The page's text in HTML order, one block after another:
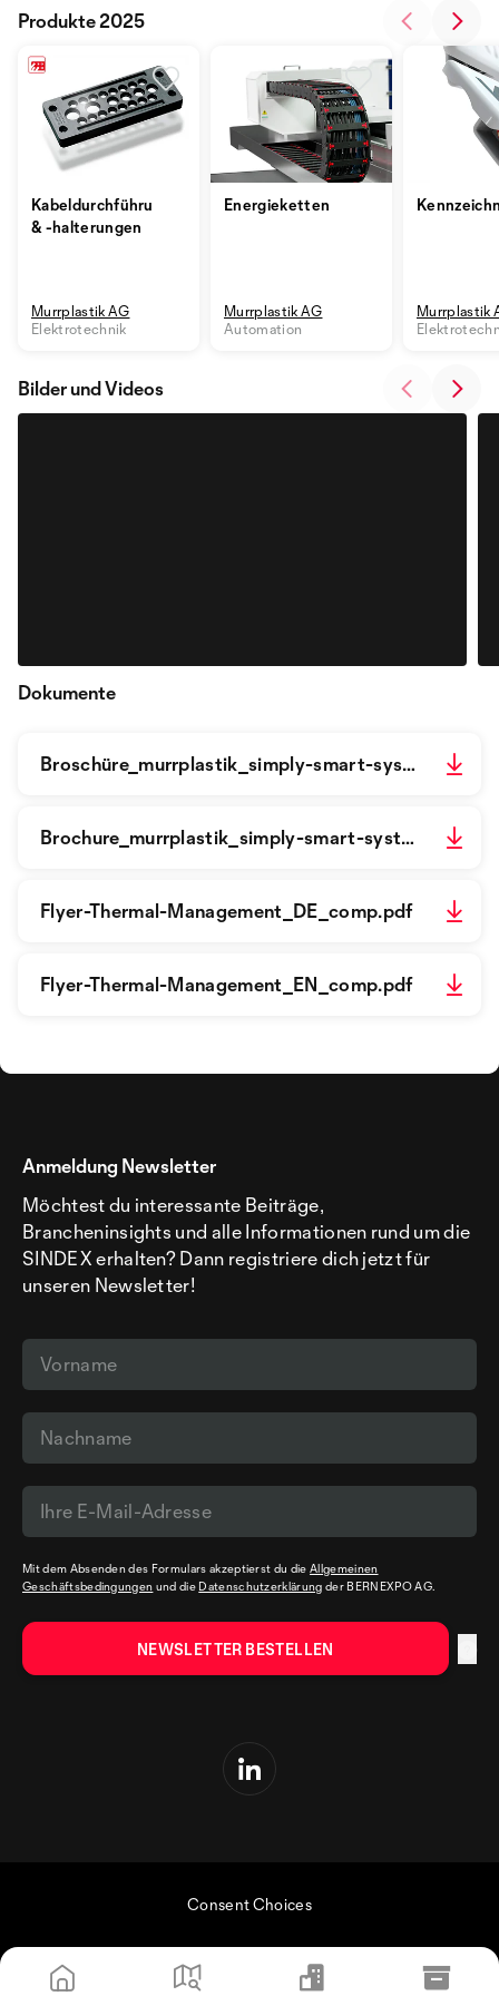
Kabeldurchführungen
& -halterungen
Murrplastik AG
Elektrotechnik
Energieketten
Murrplastik AG
Automation
Murrplastik
Produkte 2025
Bilder und Videos
Dokumente
Broschüre_murrplastik_simply-smart-systems_de.pdf
Brochure_murrplastik_simply-smart-systems_fr.pdf
Flyer-Thermal-Management_DE_comp.pdf
Flyer-Thermal-Management_EN_comp.pdf
Anmeldung Newsletter
Möchtest du interessante Beiträge,
Brancheninsights und alle Informationen rund um die
SINDEX erhalten? Dann registriere dich jetzt für
unseren Newsletter!
Mit dem Absenden des Formulars akzeptierst du dieAllgemeinen
Geschäftsbedingungen und die Datenschutzerklärung der BERNEXPO AG.
Consent Choices